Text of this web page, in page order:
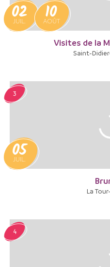
Visites de la
Saint-
02
JUIL. 10
AOÛT
La
05
JUIL.
3
4